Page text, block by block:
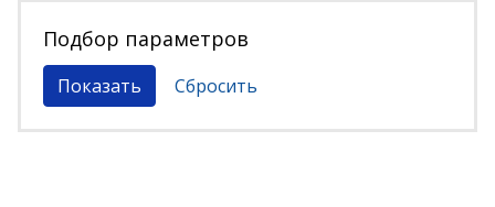
Подбор параметров